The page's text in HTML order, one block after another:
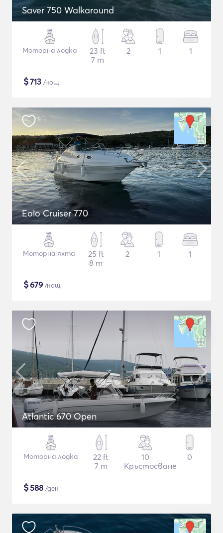
Saver 750 Walkaround
Моторна лодка
23 ft
7 m
2 1 1
$713 /нощ
Eolo Cruiser 770
Моторна яхта
25 ft
8 m
2 1 1
$679 /нощ
Atlantic 670 Open
Моторна лодка
22 ft
7 m
10
Кръстосване
0
$588 /ден